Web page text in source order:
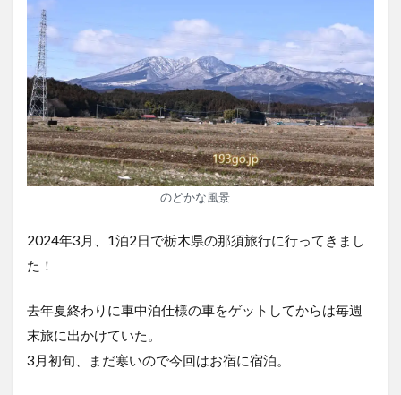
のどかな風景
2024年3月、1泊2日で栃木県の那須旅行に行ってきまし
た！
去年夏終わりに車中泊仕様の車をゲットしてからは毎週
末旅に出かけていた。
3月初旬、まだ寒いので今回はお宿に宿泊。